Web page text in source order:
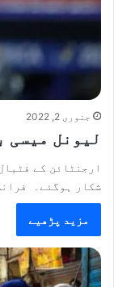
جنوری 2, 2022
لیونل میسی
ارجنٹائن کے
شکار ہوگئے۔
مزید پڑھیے